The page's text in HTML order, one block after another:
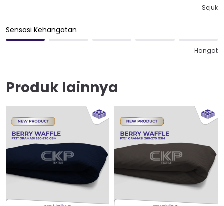
Sejuk
Sensasi Kehangatan
Hangat
Produk lainnya